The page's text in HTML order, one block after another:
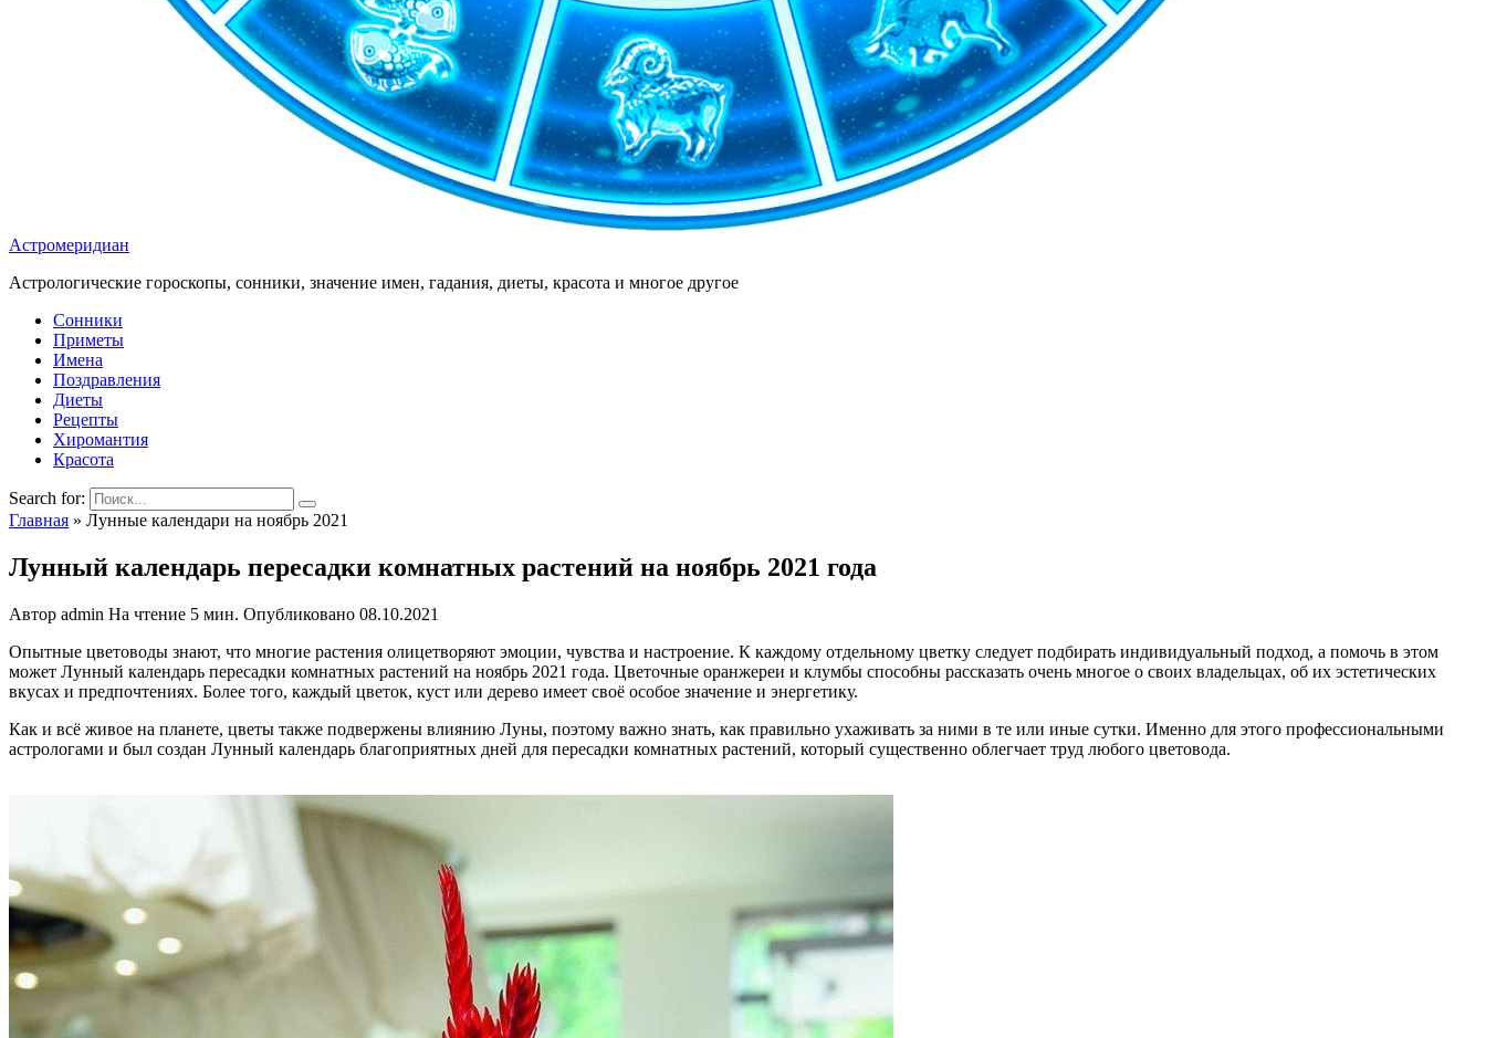
Астромеридиан
Астрологические гороскопы, сонники, значение имен, гадания, диеты, красота и многое другое
Сонники
Приметы
Имена
Поздравления
Диеты
Рецепты
Хиромантия
Красота
Search for:
Главная » Лунные календари на ноябрь 2021
Лунный календарь пересадки комнатных растений на ноябрь 2021 года
Автор admin На чтение 5 мин. Опубликовано 08.10.2021
Опытные цветоводы знают, что многие растения олицетворяют эмоции, чувства и настроение. К каждому отдельному цветку следует подбирать индивидуальный подход, а помочь в этом
может Лунный календарь пересадки комнатных растений на ноябрь 2021 года. Цветочные оранжереи и клумбы способны рассказать очень многое о своих владельцах, об их эстетических
вкусах и предпочтениях. Более того, каждый цветок, куст или дерево имеет своё особое значение и энергетику.
Как и всё живое на планете, цветы также подвержены влиянию Луны, поэтому важно знать, как правильно ухаживать за ними в те или иные сутки. Именно для этого профессиональными
астрологами и был создан Лунный календарь благоприятных дней для пересадки комнатных растений, который существенно облегчает труд любого цветовода.